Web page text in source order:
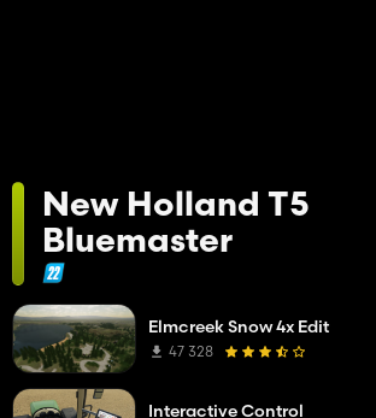
New Holland T5
Bluemaster
Elmcreek Snow 4x Edit
47 328
Interactive Control